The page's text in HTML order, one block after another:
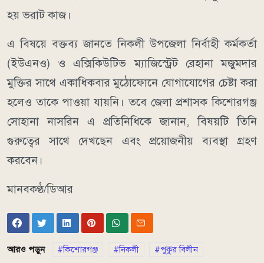
হয় ভরাট কাজ।
এ বিষয়ে বক্তব্য জানতে নিকলী উপজেলা নির্বাহী কর্মকর্তা
(ইউএনও) ও এক্সিকিউটিভ ম্যাজিস্ট্রেট রেহানা মজুমদার
মুক্তির সাথে একাধিকবার মুঠোফোনে যোগাযোগের চেষ্টা করা
হলেও তাকে পাওয়া যায়নি। তবে জেলা প্রশাসক কিশোরগঞ্জ
সোহানা নাসরিন এ প্রতিনিধিকে জানান, বিষয়টি তিনি
গুরুত্বের সাথে দেখছেন এবং প্রয়োজনীয় ব্যবস্থা গ্রহণ
করবেন।
মানবকণ্ঠ/ডিআর
আরও পড়ুন কিশোরগঞ্জ নিকলী পুকুর বিলীন